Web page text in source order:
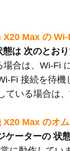
Max の
は 次のとおり
合は、Wi-Fi
Fi 接続を待
ている場合は
Max のオ
ケーターの 状